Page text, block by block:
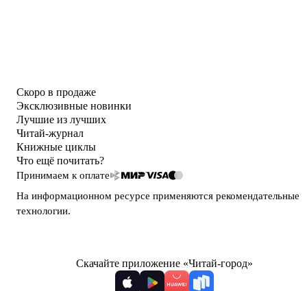
Скоро в продаже
Эксклюзивные новинки
Лучшие из лучших
Читай-журнал
Книжные циклы
Что ещё почитать?
Принимаем к оплате
На информационном ресурсе применяются рекомендательные
технологии.
Скачайте приложение «Читай-город»